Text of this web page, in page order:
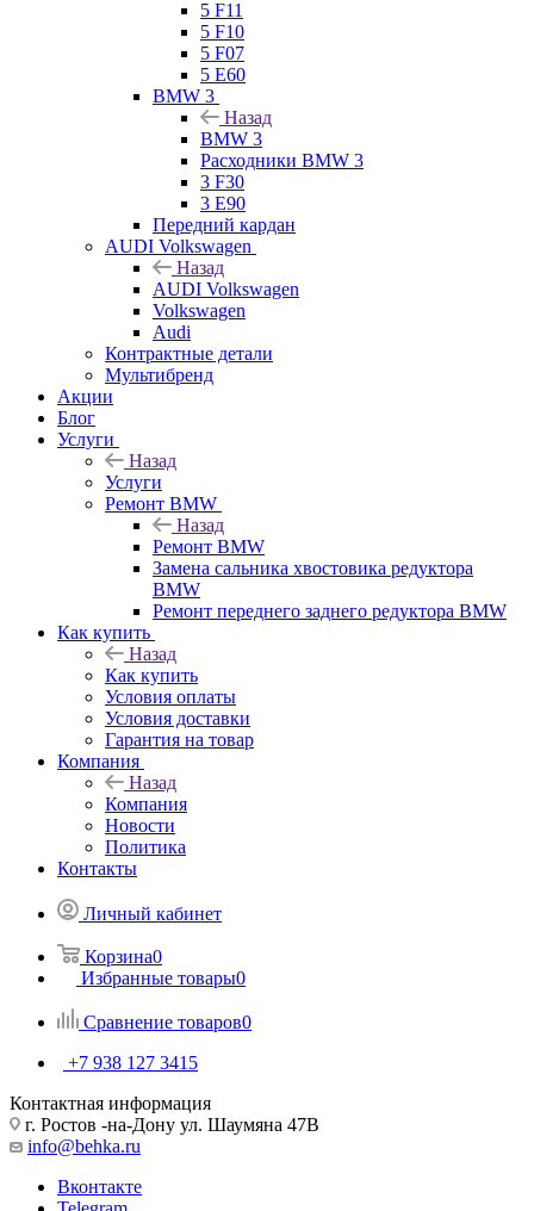
5 F11
5 F10
5 F07
5 E60
BMW 3
Назад
BMW 3
Расходники BMW 3
3 F30
3 E90
Передний кардан
AUDI Volkswagen
Назад
AUDI Volkswagen
Volkswagen
Audi
Контрактные детали
Мультибренд
Акции
Блог
Услуги
Назад
Услуги
Ремонт BMW
Назад
Ремонт BMW
Замена сальника хвостовика редуктора
BMW
Ремонт переднего заднего редуктора BMW
Как купить
Назад
Как купить
Условия оплаты
Условия доставки
Гарантия на товар
Компания
Назад
Компания
Новости
Политика
Контакты
Личный кабинет
Корзина0
Избранные товары0
Сравнение товаров0
+7 938 127 3415
Контактная информация
г. Ростов -на-Дону ул. Шаумяна 47В
info@behka.ru
Вконтакте